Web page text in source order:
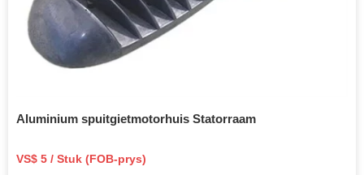
Aluminium spuitgietmotorhuis Statorraam
VS$ 5 / Stuk (FOB-prys)